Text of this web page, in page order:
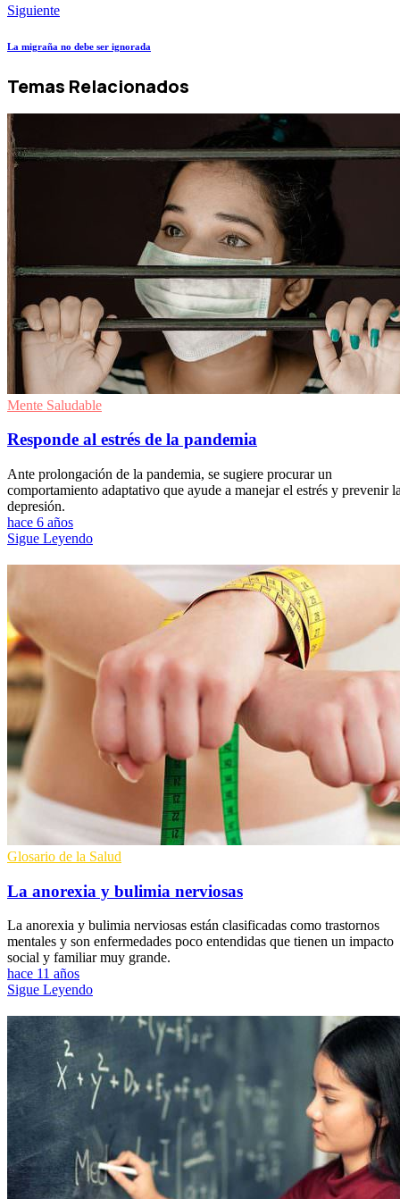
Siguiente
La migraña no debe ser ignorada
Temas Relacionados
Mente Saludable
Responde al estrés de la pandemia
Ante prolongación de la pandemia, se sugiere procurar un
comportamiento adaptativo que ayude a manejar el estrés y prevenir
depresión.
hace 6 años
Sigue Leyendo
Glosario de la Salud
La anorexia y bulimia nerviosas
La anorexia y bulimia nerviosas están clasificadas como trastornos
mentales y son enfermedades poco entendidas que tienen un impacto
social y familiar muy grande.
hace 11 años
Sigue Leyendo